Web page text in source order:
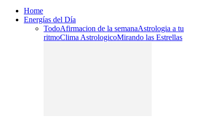
Home
Energías del Día
TodoAfirmacion de la semanaAstrologia a tu
ritmoClima AstrologicoMirando las Estrellas